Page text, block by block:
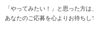
「やってみたい！」と思った方
あなたのご応募を心よりお待ちし